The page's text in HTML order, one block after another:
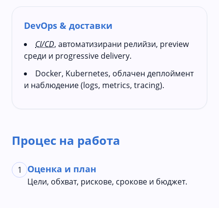
DevOps & доставки
CI/CD, автоматизирани релийзи, preview
среди и progressive delivery.
Docker, Kubernetes, облачен деплоймент
и наблюдение (logs, metrics, tracing).
Процес на работа
1 Оценка и план
Цели, обхват, рискове, срокове и бюджет.